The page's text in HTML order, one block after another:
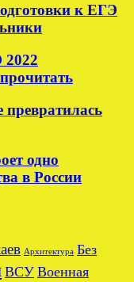
к ЕГЭ
2022
превратилась
одно
в России
Архитектура Без
ВСУ Военная